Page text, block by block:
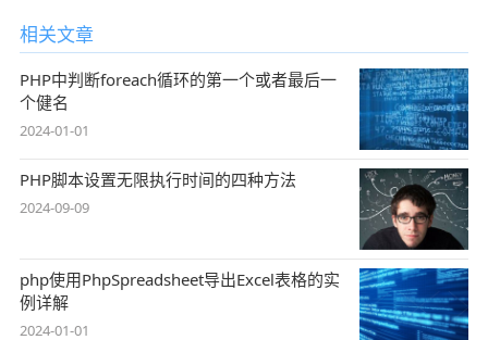
相关文章
PHP中判断foreach循环的第一个或者最后一
个健名
2024-01-01
PHP脚本设置无限执行时间的四种方法
2024-09-09
php使用PhpSpreadsheet导出Excel表格的实
例详解
2024-01-01